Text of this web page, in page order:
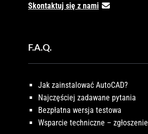
Skontaktuj się z nami
F.A.Q.
Jak zainstalować AutoCAD?
Najczęściej zadawane pytania
Bezpłatna wersja testowa
Wsparcie techniczne – zgłoszenie